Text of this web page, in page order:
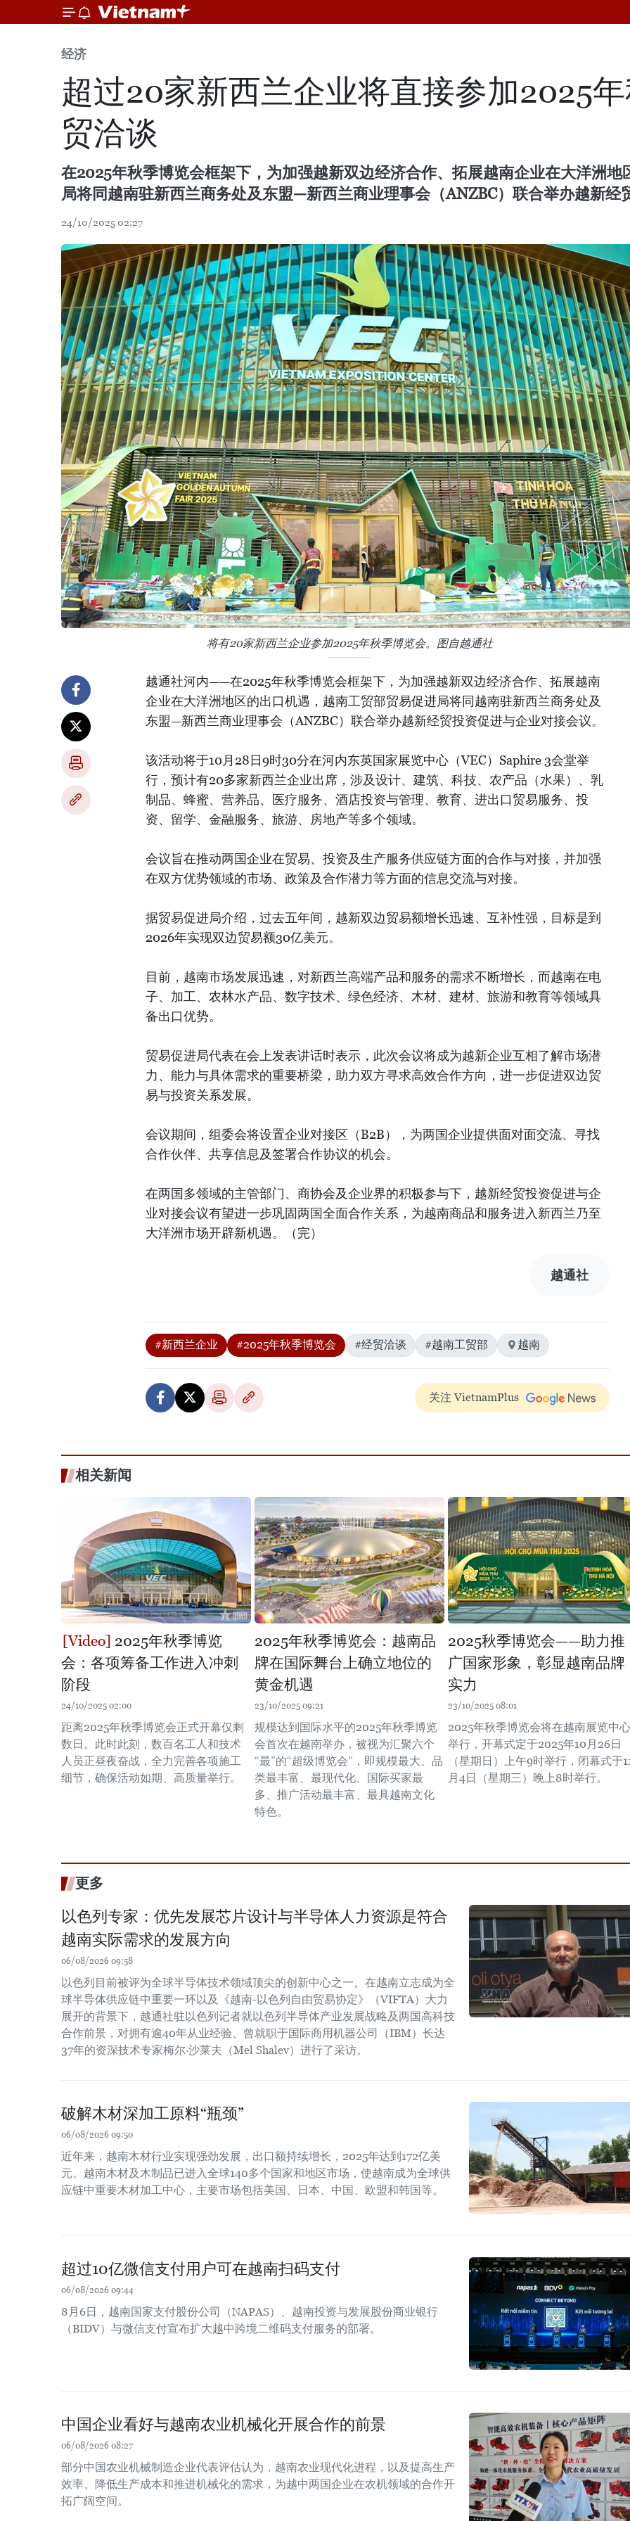
经济
超过20家新西兰企业将直接参加2025
贸洽谈
在2025年秋季博览会框架下，为加强越新双边经济合作、拓展越南企业在大洋洲
局将同越南驻新西兰商务处及东盟—新西兰商业理事会（ANZBC）联合举办越新经
24/10/2025 02:27
将有20家新西兰企业参加2025年秋季博览会。图自越通社
越通社河内——在2025年秋季博览会框架下，为加强越新双边经济合作、拓展越南
企业在大洋洲地区的出口机遇，越南工贸部贸易促进局将同越南驻新西兰商务处及
东盟—新西兰商业理事会（ANZBC）联合举办越新经贸投资促进与企业对接会议。
该活动将于10月28日9时30分在河内东英国家展览中心（VEC）Saphire 3会堂举
行，预计有20多家新西兰企业出席，涉及设计、建筑、科技、农产品（水果）、乳
制品、蜂蜜、营养品、医疗服务、酒店投资与管理、教育、进出口贸易服务、投
资、留学、金融服务、旅游、房地产等多个领域。
会议旨在推动两国企业在贸易、投资及生产服务供应链方面的合作与对接，并加强
在双方优势领域的市场、政策及合作潜力等方面的信息交流与对接。
据贸易促进局介绍，过去五年间，越新双边贸易额增长迅速、互补性强，目标是到
2026年实现双边贸易额30亿美元。
目前，越南市场发展迅速，对新西兰高端产品和服务的需求不断增长，而越南在电
子、加工、农林水产品、数字技术、绿色经济、木材、建材、旅游和教育等领域具
备出口优势。
贸易促进局代表在会上发表讲话时表示，此次会议将成为越新企业互相了解市场潜
力、能力与具体需求的重要桥梁，助力双方寻求高效合作方向，进一步促进双边贸
易与投资关系发展。
会议期间，组委会将设置企业对接区（B2B），为两国企业提供面对面交流、寻找
合作伙伴、共享信息及签署合作协议的机会。
在两国多领域的主管部门、商协会及企业界的积极参与下，越新经贸投资促进与企
业对接会议有望进一步巩固两国全面合作关系，为越南商品和服务进入新西兰乃至
大洋洲市场开辟新机遇。（完）
越通社
#新西兰企业 #2025年秋季博览会 #经贸洽谈 #越南工贸部 越南
关注 VietnamPlus
相关新闻
2025年秋季博览
会：各项筹备工作进入冲刺
阶段
24/10/2025 02:00
距离2025年秋季博览会正式开幕仅剩
数日。此时此刻，数百名工人和技术
人员正昼夜奋战，全力完善各项施工
细节，确保活动如期、高质量举行。
2025年秋季博览会：越南品
牌在国际舞台上确立地位的
黄金机遇
23/10/2025 09:21
规模达到国际水平的2025年秋季博览
会首次在越南举办，被视为汇聚六个
“最”的“超级博览会”，即规模最大、品
类最丰富、最现代化、国际买家最
多、推广活动最丰富、最具越南文化
特色。
2025秋季博览会——助力推
广国家形象，彰显越南品牌
实力
23/10/2025 08:01
2025年秋季博览会将在越南展览中心
举行，开幕式定于2025年10月26日
（星期日）上午9时举行，闭幕式于
月4日（星期三）晚上8时举行。
更多
以色列专家：优先发展芯片设计与半导体人力资源是符合
越南实际需求的发展方向
06/08/2026 09:58
以色列目前被评为全球半导体技术领域顶尖的创新中心之一。在越南立志成为全
球半导体供应链中重要一环以及《越南-以色列自由贸易协定》（VIFTA）大力
展开的背景下，越通社驻以色列记者就以色列半导体产业发展战略及两国高科技
合作前景，对拥有逾40年从业经验、曾就职于国际商用机器公司（IBM）长达
37年的资深技术专家梅尔·沙莱夫（Mel Shalev）进行了采访。
破解木材深加工原料“瓶颈”
06/08/2026 09:50
近年来，越南木材行业实现强劲发展，出口额持续增长，2025年达到172亿美
元。越南木材及木制品已进入全球140多个国家和地区市场，使越南成为全球供
应链中重要木材加工中心，主要市场包括美国、日本、中国、欧盟和韩国等。
超过10亿微信支付用户可在越南扫码支付
06/08/2026 09:44
8月6日，越南国家支付股份公司（NAPAS）、越南投资与发展股份商业银行
（BIDV）与微信支付宣布扩大越中跨境二维码支付服务的部署。
中国企业看好与越南农业机械化开展合作的前景
06/08/2026 08:27
部分中国农业机械制造企业代表评估认为，越南农业现代化进程，以及提高生产
效率、降低生产成本和推进机械化的需求，为越中两国企业在农机领域的合作开
拓广阔空间。